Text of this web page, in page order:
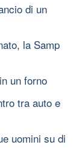
di un
la Samp
un forno
tra auto e
uomini su di